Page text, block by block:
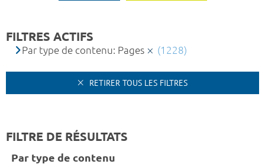
FILTRES ACTIFS
Par type de contenu: Pages (1228)
RETIRER TOUS LES FILTRES
FILTRE DE RÉSULTATS
Par type de contenu